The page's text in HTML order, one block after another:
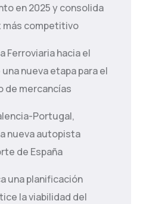
en 2025 y consolida
más competitivo
Ferroviaria hacia el
nueva etapa para el
de mercancías
Portugal,
nueva autopista
de España
una planificación
la viabilidad del